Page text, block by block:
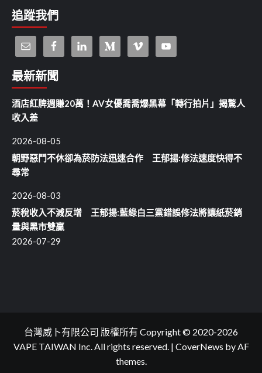
追蹤我們
最新新聞
酒店紅牌週賺20萬！AV女優喬喬爆黑幕「轉行拍片」揭驚人
收入差
2026-08-05
朝野惡鬥不休卻為菸防法迅速合作 王郁揚:修法速度快得不
尋常
2026-08-03
菸稅收入不減反增 王郁揚:藍綠白三黨錯誤修法將讓紙菸銷
量與黑市雙贏
2026-07-29
台灣威卜有限公司 版權所有 Copyright © 2020-2026
VAPE TAIWAN Inc. All rights reserved. | CoverNews by AF
themes.